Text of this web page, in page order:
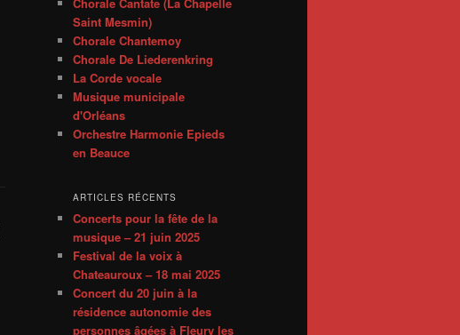
Chorale Cantate (La Chapelle
Saint Mesmin)
Chorale Chantemoy
Chorale De Liederenkring
La Corde vocale
Musique municipale
d'Orléans
Orchestre Harmonie Epieds
en Beauce
ARTICLES RÉCENTS
Concerts pour la fête de la
musique – 21 juin 2025
Festival de la voix à
Chateauroux – 18 mai 2025
Concert du 20 juin à la
résidence autonomie des
personnes âgées à Fleury les